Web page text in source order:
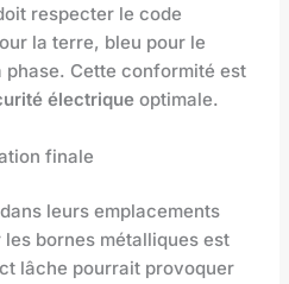
respecter le code
la terre, bleu pour le
phase. Cette conformité est
électrique optimale.
finale
leurs emplacements
bornes métalliques est
lâche pourrait provoquer